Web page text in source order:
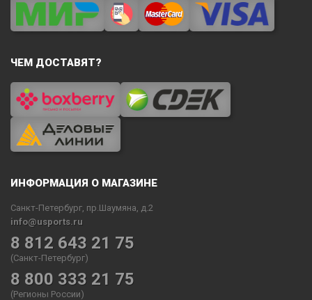
ЧЕМ ДОСТАВЯТ?
ИНФОРМАЦИЯ О МАГАЗИНЕ
Санкт-Петербург, пр.Шаумяна, д.2
info@usports.ru
8 812 643 21 75
(Санкт-Петербург)
8 800 333 21 75
(Регионы России)